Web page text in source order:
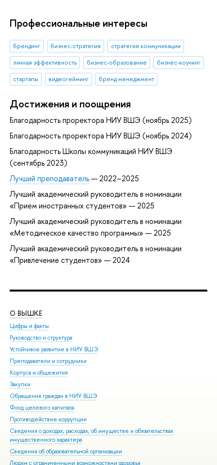
Профессиональные интересы
брендинг бизнес-стратегия
стратегия коммуникации
личная эффективность
бизнес-образование
бизнес-коучинг
стартапы
видеогейминг бренд менеджмент
Достижения и поощрения
Благодарность проректора НИУ ВШЭ (ноябрь 2025)
Благодарность проректора НИУ ВШЭ (ноябрь 2024)
Благодарность Школы коммуникаций НИУ ВШЭ
(сентябрь 2023)
Лучший преподаватель— 2022–2025
Лучший академический руководитель в номинации
«Прием иностранных студентов» — 2025
Лучший академический руководитель в номинации
«Методическое качество программы» — 2025
Лучший академический руководитель в номинации
«Привлечение студентов» — 2024
О ВЫШКЕ
Цифры и факты
Руководство и структура
Устойчивое развитие в НИУ ВШЭ
Преподаватели и сотрудники
Корпуса и общежития
Закупки
Обращения граждан в НИУ ВШЭ
Фонд целевого капитала
Противодействие коррупции
Сведения о доходах, расходах, об имуществе и обязательствах
имущественного характера
Сведения об образовательной организации
Людям с ограниченными возможностями здоровья